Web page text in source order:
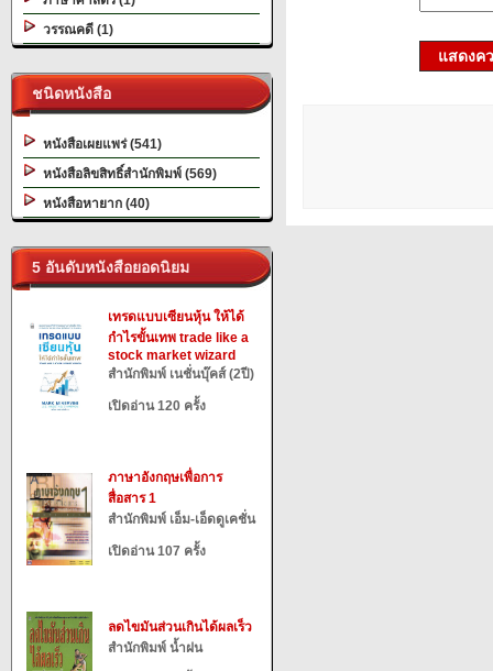
วรรณคดี (1)
ชนิดหนังสือ
หนังสือเผยแพร่ (541)
หนังสือลิขสิทธิ์สำนักพิมพ์ (569)
หนังสือหายาก (40)
5 อันดับหนังสือยอดนิยม
เทรดแบบเซียนหุ้น ให้ได้
กำไรขั้นเทพ trade like a
stock market wizard
สำนักพิมพ์ เนชั่นบุ๊คส์ (2ปี)
เปิดอ่าน 120 ครั้ง
ภาษาอังกฤษเพื่อการ
สื่อสาร 1
สำนักพิมพ์ เอ็ม-เอ็ดดูเคชั่น
เปิดอ่าน 107 ครั้ง
ลดไขมันส่วนเกินได้ผลเร็ว
สำนักพิมพ์ น้ำฝน
แสดงค